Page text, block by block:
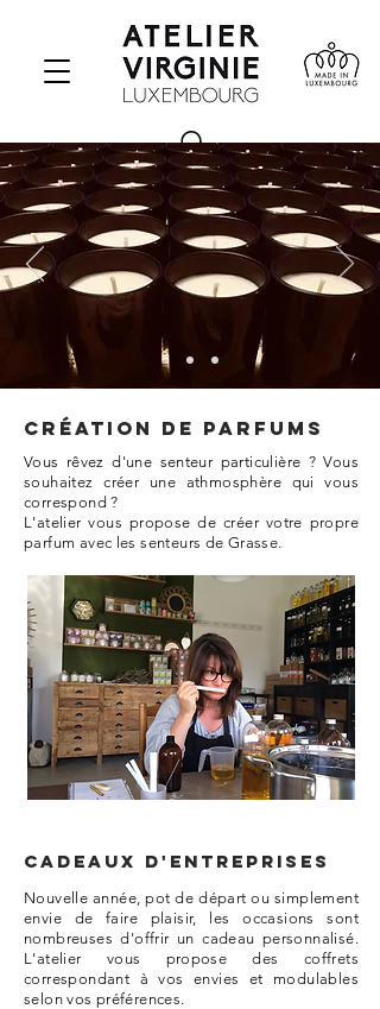
Vous rêvez d'une senteur particulière ? Vous
souhaitez créer une athmosphère qui vous
correspond ?
L'atelier vous propose de créer votre propre
parfum avec les senteurs de Grasse.
Nouvelle année, pot de départ ou simplement
envie de faire plaisir, les occasions sont
nombreuses d'offrir un cadeau personnalisé.
L'atelier vous propose des coffrets
correspondant à vos envies et modulables
selon vos préférences.
CRÉATION DE PARFUMS
CADEAUX D'ENTREPRISES